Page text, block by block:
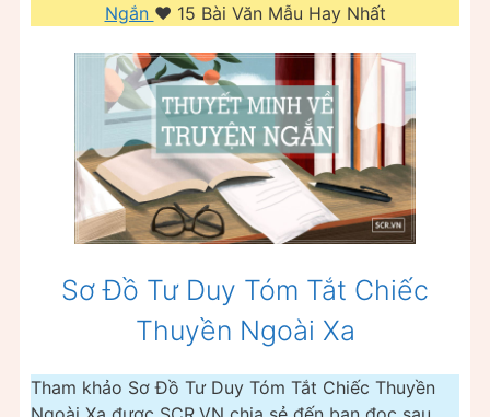
Ngắn ❤️️ 15 Bài Văn Mẫu Hay Nhất
Sơ Đồ Tư Duy Tóm Tắt Chiếc
Thuyền Ngoài Xa
Tham khảo Sơ Đồ Tư Duy Tóm Tắt Chiếc Thuyền